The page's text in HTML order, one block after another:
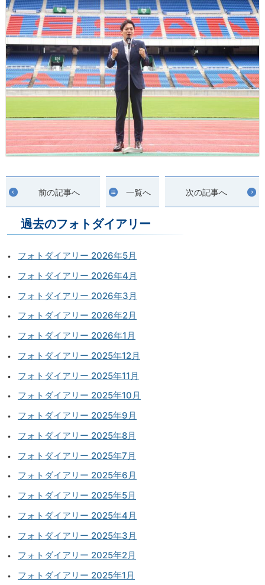
前の記事へ 一覧へ 次の記事へ
過去のフォトダイアリー
フォトダイアリー 2026年5月
フォトダイアリー 2026年4月
フォトダイアリー 2026年3月
フォトダイアリー 2026年2月
フォトダイアリー 2026年1月
フォトダイアリー 2025年12月
フォトダイアリー 2025年11月
フォトダイアリー 2025年10月
フォトダイアリー 2025年9月
フォトダイアリー 2025年8月
フォトダイアリー 2025年7月
フォトダイアリー 2025年6月
フォトダイアリー 2025年5月
フォトダイアリー 2025年4月
フォトダイアリー 2025年3月
フォトダイアリー 2025年2月
フォトダイアリー 2025年1月